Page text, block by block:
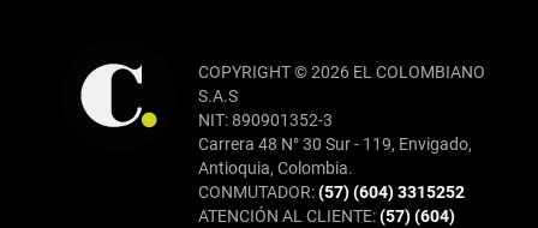
COPYRIGHT © 2026 EL COLOMBIANO
S.A.S
NIT: 890901352-3
Carrera 48 N° 30 Sur - 119, Envigado,
Antioquia, Colombia.
CONMUTADOR:(57) (604) 3315252
ATENCIÓN AL CLIENTE:(57) (604)